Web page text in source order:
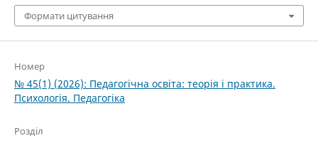
Формати цитування
Номер
№ 45(1) (2026): Педагогічна освіта: теорія і практика.
Психологія. Педагогіка
Розділ